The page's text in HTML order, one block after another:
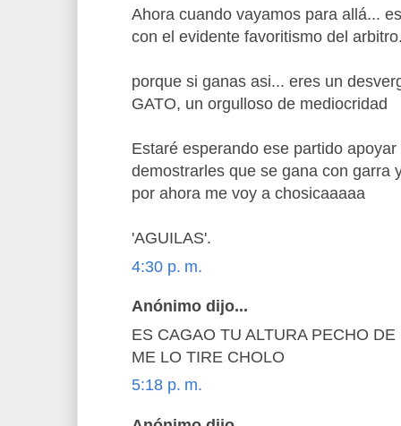
Ahora cuando vayamos para allá...
con el evidente favoritismo del
porque si ganas asi... eres un
GATO, un orgulloso de mediocridad
Estaré esperando ese partido
demostrarles que se gana con garra
por ahora me voy a chosicaaaaa
'AGUILAS'.
4:30 p. m.
Anónimo dijo...
ES CAGAO TU ALTURA PECHO
ME LO TIRE CHOLO
5:18 p. m.